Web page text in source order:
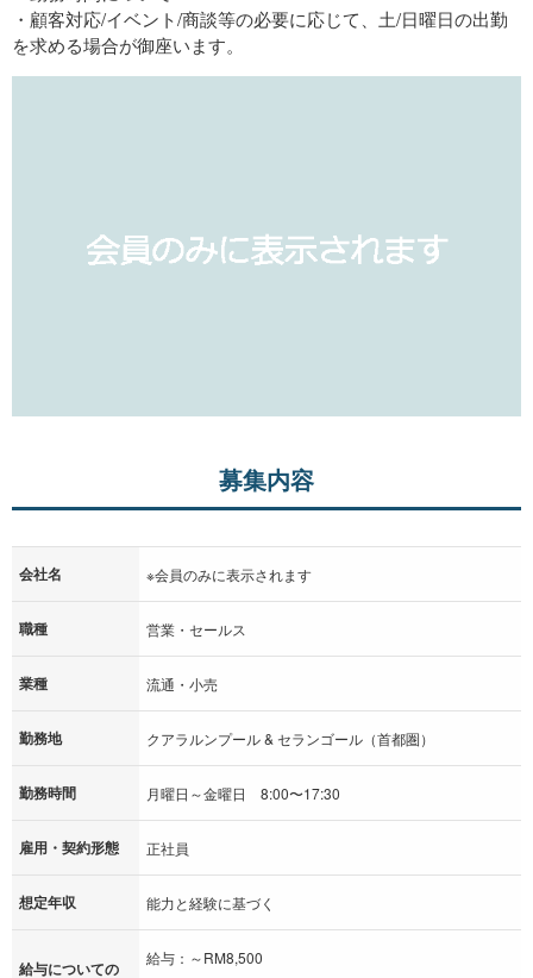
・顧客対応/イベント/商談等の必要に応じて、土/日曜日の出勤
を求める場合が御座います。
募集内容
会社名 ※会員のみに表示されます
職種 営業・セールス
業種 流通・小売
勤務地 クアラルンプール & セランゴール（首都圏）
勤務時間 月曜日～金曜日 8:00〜17:30
雇用・契約形態 正社員
想定年収 能力と経験に基づく
給与についての
給与：～RM8,500